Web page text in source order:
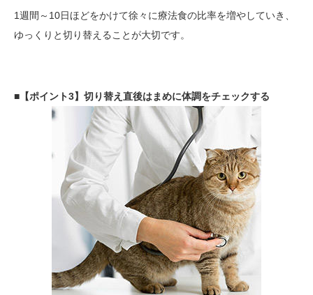
1週間～10日ほどをかけて徐々に療法食の比率を増やしていき、
ゆっくりと切り替えることが大切です。
■【ポイント3】切り替え直後はまめに体調をチェックする